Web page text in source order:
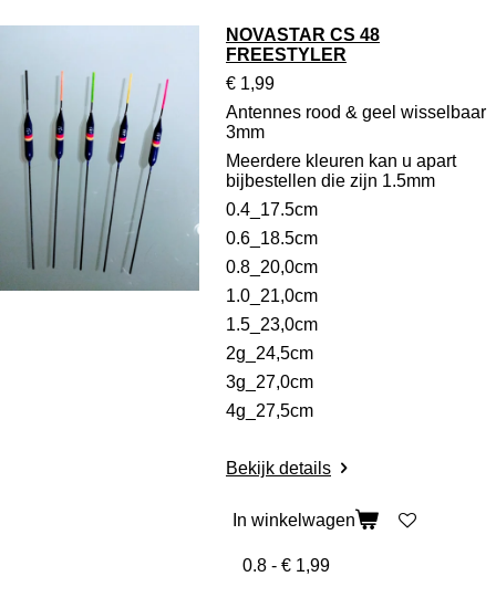
NOVASTAR CS 48
FREESTYLER
€ 1,99
Antennes rood & geel wisselbaar
3mm
Meerdere kleuren kan u apart
bijbestellen die zijn 1.5mm
0.4_17.5cm
0.6_18.5cm
0.8_20,0cm
1.0_21,0cm
1.5_23,0cm
2g_24,5cm
3g_27,0cm
4g_27,5cm
Bekijk details
In winkelwagen